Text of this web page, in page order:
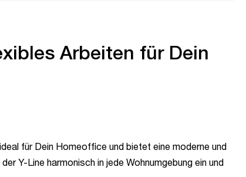
Arbeiten für Dein
für Dein Homeoffice und bietet eine moderne und
Y-Line harmonisch in jede Wohnumgebung ein und